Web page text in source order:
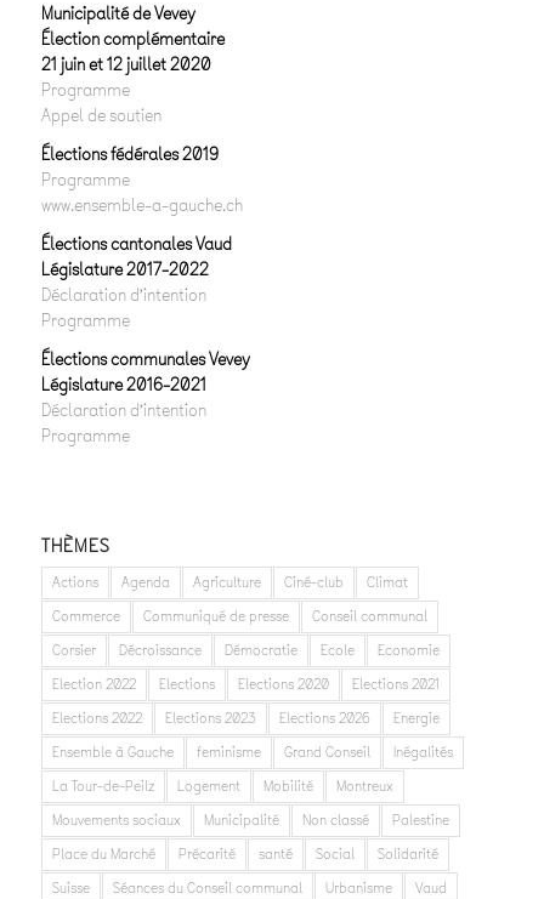
Municipalité de Vevey
Élection complémentaire
21 juin et 12 juillet 2020
Programme
Appel de soutien
Élections fédérales 2019
Programme
www.ensemble-a-gauche.ch
Élections cantonales Vaud
Législature 2017-2022
Déclaration d’intention
Programme
Élections communales Vevey
Législature 2016-2021
Déclaration d’intention
Programme
THÈMES
Actions Agenda Agriculture Ciné-club
Climat
Commerce
Communiqué de presse
Conseil communal
Corsier
Décroissance Démocratie Ecole
Economie
Election 2022
Elections Elections 2020
Elections 2021
Elections 2022
Elections 2023 Elections 2026
Energie
Ensemble à Gauche
feminisme Grand Conseil
Inégalités
La Tour-de-Peilz
Logement Mobilité
Montreux
Mouvements sociaux
Municipalité Non classé
Palestine
Place du Marché
Précarité santé Social
Solidarité
Suisse
Séances du Conseil communal Urbanisme
Vaud